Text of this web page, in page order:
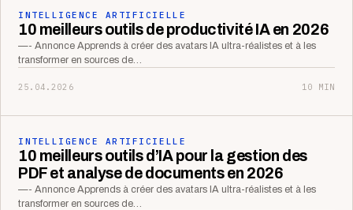
INTELLIGENCE ARTIFICIELLE
10 meilleurs outils de productivité IA en 2026
—- Annonce Apprends à créer des avatars IA ultra-réalistes et à les
transformer en sources de…
25.04.2026 10 MIN
INTELLIGENCE ARTIFICIELLE
10 meilleurs outils d’IA pour la gestion des
PDF et analyse de documents en 2026
—- Annonce Apprends à créer des avatars IA ultra-réalistes et à les
transformer en sources de…